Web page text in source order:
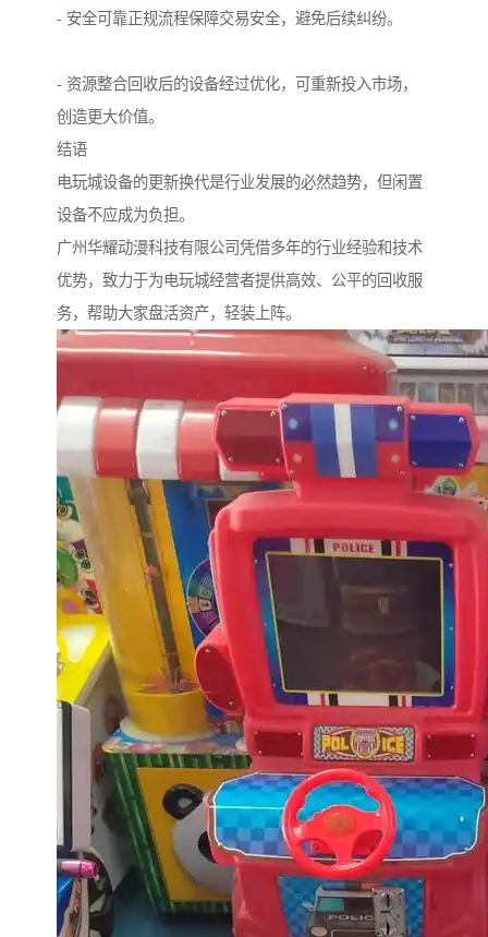
- 安全可靠正规流程保障交易安全，避免后续纠纷。
- 资源整合回收后的设备经过优化，可重新投入市场，
创造更大价值。
结语
电玩城设备的更新换代是行业发展的必然趋势，但闲置
设备不应成为负担。
广州华耀动漫科技有限公司凭借多年的行业经验和技术
优势，致力于为电玩城经营者提供高效、公平的回收服
务，帮助大家盘活资产，轻装上阵。